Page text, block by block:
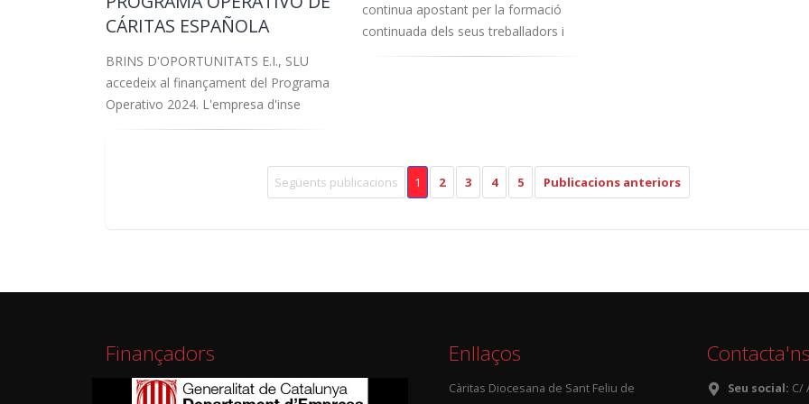
continua apostant per la formació
continuada dels seus treballadors i
CÁRITAS ESPAÑOLA
BRINS D'OPORTUNITATS E.I., SLU
accedeix al finançament del Programa
Operativo 2024. L'empresa d'inse
Següents publicacions 1 2 3 4 5 Publicacions anteriors
Finançadors Enllaços
Càritas Diocesana de Sant Feliu de
Contacta'ns
Seu social: C/